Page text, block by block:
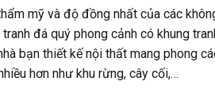
mỹ và độ đồng nhất của các
đá quý phong cảnh có khung
bạn thiết kế nội thất mang phong
hơn như khu rừng, cây cối,…